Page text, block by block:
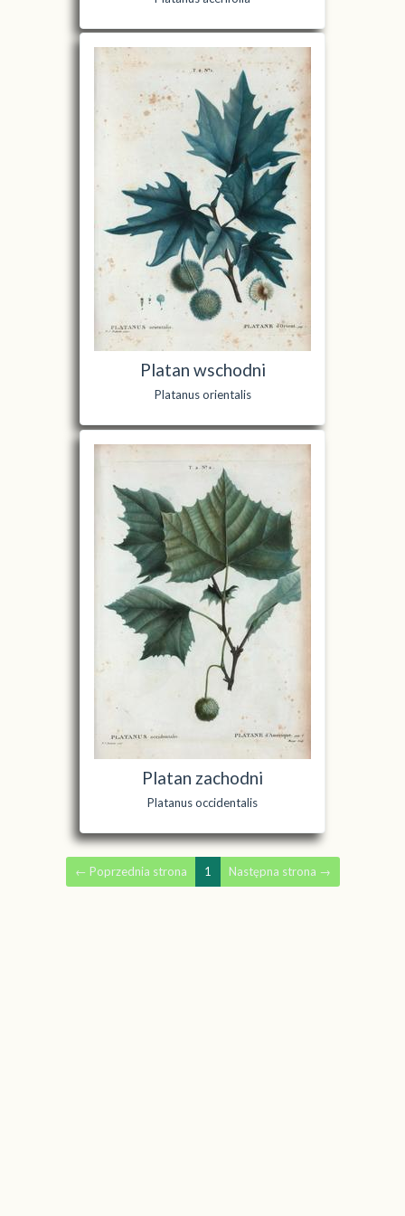
Platan wschodni
Platanus orientalis
Platan zachodni
Platanus occidentalis
← Poprzednia strona 1 Następna strona →